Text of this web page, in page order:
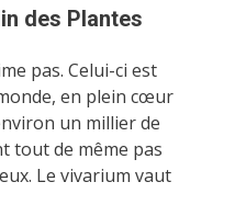
des Plantes
pas. Celui-ci est
en plein cœur
un millier de
tout de même pas
Le vivarium vaut